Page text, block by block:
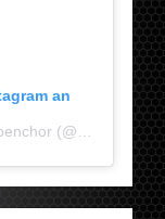
an
Ein Beitrag geteilt von Erlanger Kneipenchor (@erlangerkneipenchor)